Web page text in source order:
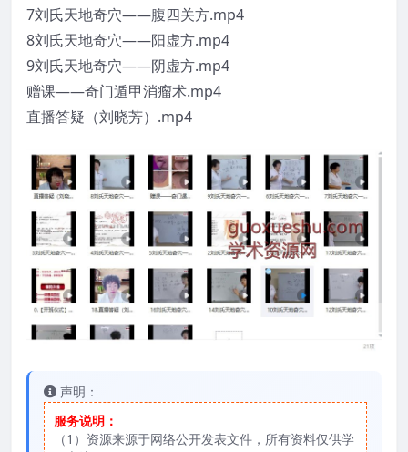
7刘氏天地奇穴——腹四关方.mp4
8刘氏天地奇穴——阳虚方.mp4
9刘氏天地奇穴——阴虚方.mp4
赠课——奇门遁甲消瘤术.mp4
直播答疑（刘晓芳）.mp4
声明：
服务说明：
（1）资源来源于网络公开发表文件，所有资料仅供学